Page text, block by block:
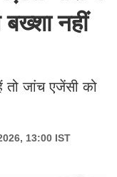
नहीं
जांच एजेंसी को
13:00 IST